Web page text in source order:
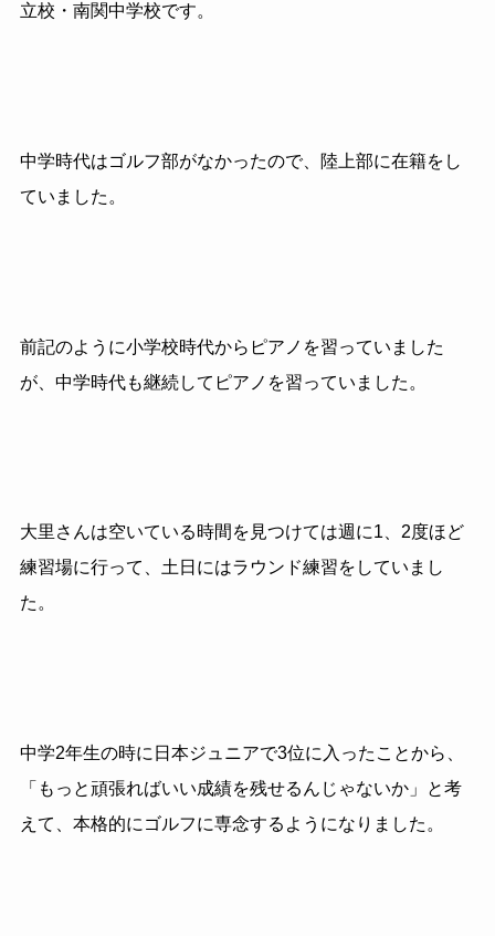
立校・南関中学校です。
中学時代はゴルフ部がなかったので、陸上部に在籍をし
ていました。
前記のように小学校時代からピアノを習っていました
が、中学時代も継続してピアノを習っていました。
大里さんは空いている時間を見つけては週に1、2度ほど
練習場に行って、土日にはラウンド練習をしていまし
た。
中学2年生の時に日本ジュニアで3位に入ったことから、
「もっと頑張ればいい成績を残せるんじゃないか」と考
えて、本格的にゴルフに専念するようになりました。